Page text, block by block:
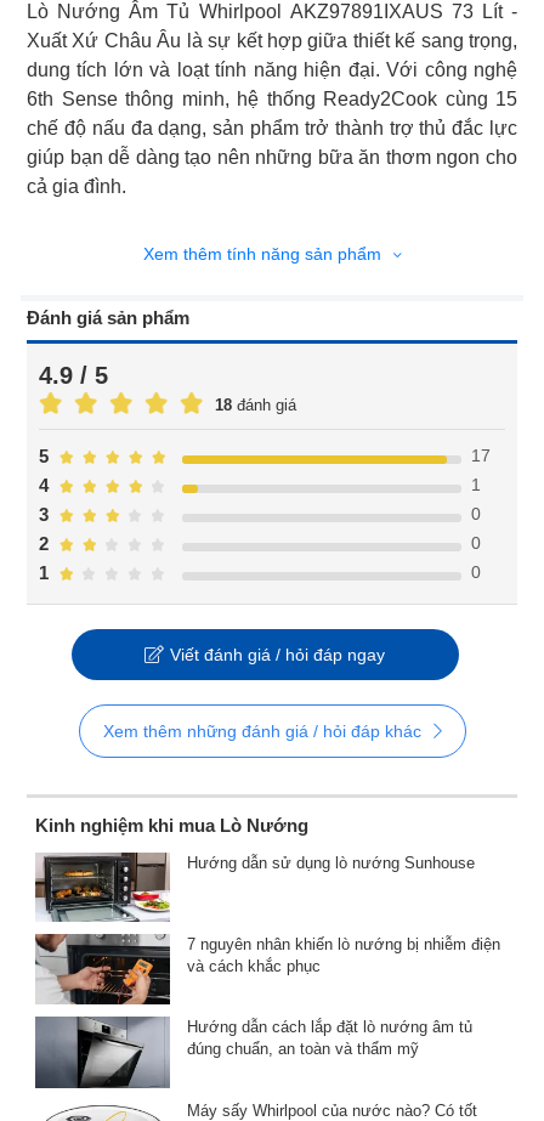
Lò Nướng Âm Tủ Whirlpool AKZ97891IXAUS 73 Lít -
Xuất Xứ Châu Âu là sự kết hợp giữa thiết kế sang trọng,
dung tích lớn và loạt tính năng hiện đại. Với công nghệ
6th Sense thông minh, hệ thống Ready2Cook cùng 15
chế độ nấu đa dạng, sản phẩm trở thành trợ thủ đắc lực
giúp bạn dễ dàng tạo nên những bữa ăn thơm ngon cho
cả gia đình.
Xem thêm tính năng sản phẩm
Đánh giá sản phẩm
4.9 / 5
18 đánh giá
1 0
2 0
3 0
4 1
5 17
Viết đánh giá / hỏi đáp ngay
Xem thêm những đánh giá / hỏi đáp khác
Kinh nghiệm khi mua Lò Nướng
Hướng dẫn sử dụng lò nướng Sunhouse
7 nguyên nhân khiến lò nướng bị nhiễm điện
và cách khắc phục
Hướng dẫn cách lắp đặt lò nướng âm tủ
đúng chuẩn, an toàn và thẩm mỹ
Máy sấy Whirlpool của nước nào? Có tốt